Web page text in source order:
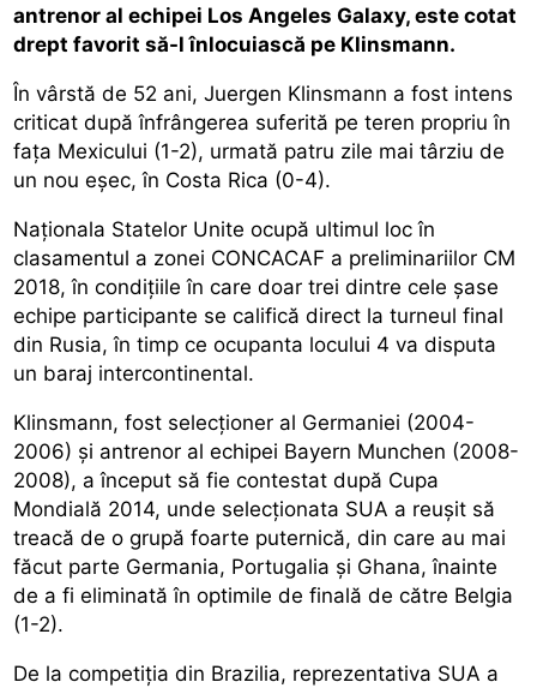
antrenor al echipei Los Angeles Galaxy, este cotat
drept favorit să-l înlocuiască pe Klinsmann.
În vârstă de 52 ani, Juergen Klinsmann a fost intens
criticat după înfrângerea suferită pe teren propriu în
fața Mexicului (1-2), urmată patru zile mai târziu de
un nou eșec, în Costa Rica (0-4).
Naționala Statelor Unite ocupă ultimul loc în
clasamentul a zonei CONCACAF a preliminariilor CM
2018, în condițiile în care doar trei dintre cele șase
echipe participante se califică direct la turneul final
din Rusia, în timp ce ocupanta locului 4 va disputa
un baraj intercontinental.
Klinsmann, fost selecționer al Germaniei (2004-
2006) și antrenor al echipei Bayern Munchen (2008-
2008), a început să fie contestat după Cupa
Mondială 2014, unde selecționata SUA a reușit să
treacă de o grupă foarte puternică, din care au mai
făcut parte Germania, Portugalia și Ghana, înainte
de a fi eliminată în optimile de finală de către Belgia
(1-2).
De la competiția din Brazilia, reprezentativa SUA a